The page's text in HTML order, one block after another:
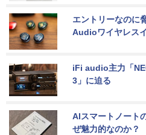
エントリーなのに
Audioワイヤレス
iFi audio主力「
3」に迫る
AIスマートノート
ぜ魅力的なのか？